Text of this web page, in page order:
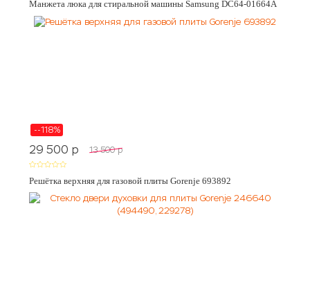
Манжета люка для стиральной машины Samsung DC64-01664A
--118%
29 500 p 13 500 p
Решётка верхняя для газовой плиты Gorenje 693892